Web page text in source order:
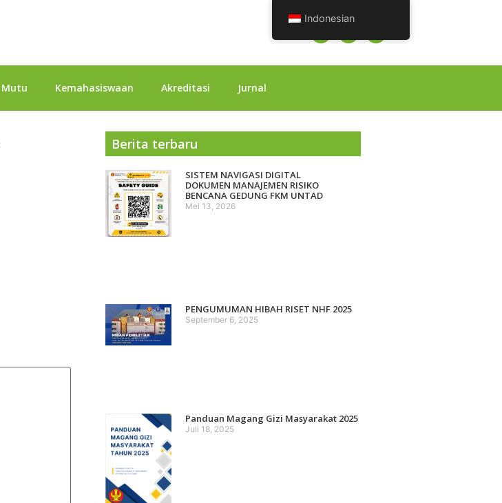
Mutu Kemahasiswaan Akreditasi Jurnal
Berita terbaru
SISTEM NAVIGASI DIGITAL
DOKUMEN MANAJEMEN RISIKO
BENCANA GEDUNG FKM UNTAD
Mei 13, 2026
PENGUMUMAN HIBAH RISET NHF 2025
September 6, 2025
Panduan Magang Gizi Masyarakat 2025
Juli 18, 2025
Indonesian